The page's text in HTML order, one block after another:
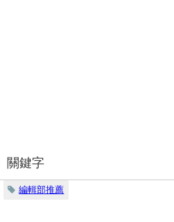
關鍵字
編輯部推薦